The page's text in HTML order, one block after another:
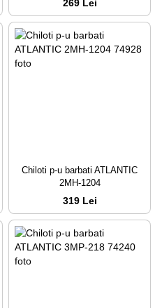
269 Lei
Chiloti p-u barbati ATLANTIC
2MH-1204
319 Lei